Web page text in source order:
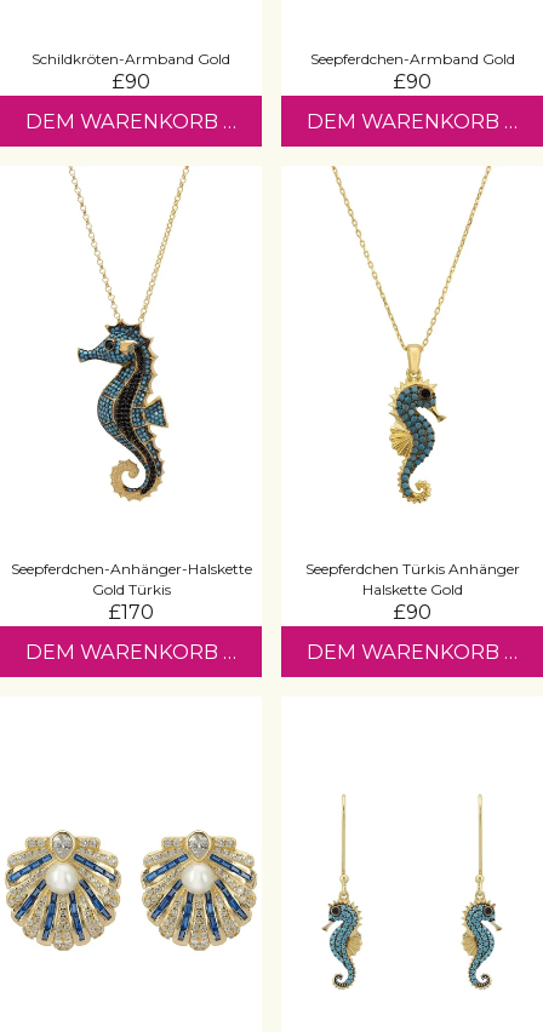
Schildkröten-Armband Gold
£90
DEM WARENKORB HINZUFÜGEN
Seepferdchen-Armband Gold
£90
DEM WARENKORB
Seepferdchen-Anhänger-Halskette
Gold Türkis
£170
DEM WARENKORB HINZUFÜGEN
Seepferdchen Türkis Anhänger
Halskette Gold
£90
DEM WARENKORB